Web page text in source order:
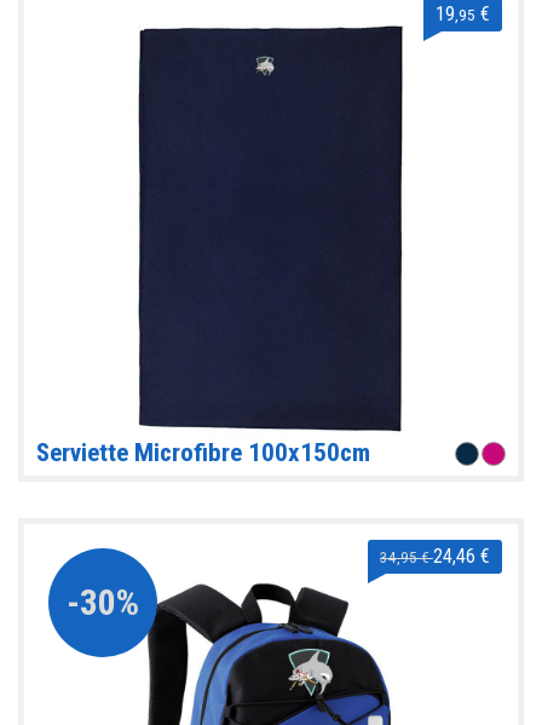
19 ,95 €
Serviette Microfibre 100x150cm
34,95 €24,46 €
-30%